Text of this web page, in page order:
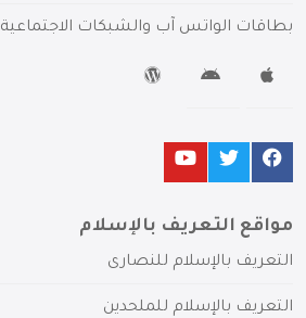
بطاقات الواتس آب والشبكات الاجتماعية
مواقع التعريف بالإسلام
التعريف بالإسلام للنصارى
التعريف بالإسلام للملحدين